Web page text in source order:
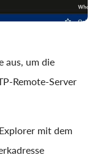
aus, um die
Remote-Server
mit dem